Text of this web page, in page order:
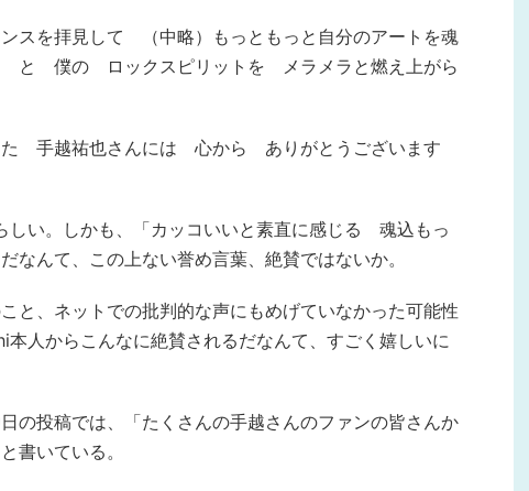
スを拝見して （中略）もっともっと自分のアートを魂
と 僕の ロックスピリットを メラメラと燃え上がら
た 手越祐也さんには 心から ありがとうございます
しい。しかも、「カッコいいと素直に感じる 魂込もっ
なんて、この上ない誉め言葉、絶賛ではないか。
と、ネットでの批判的な声にもめげていなかった可能性
人からこんなに絶賛されるだなんて、すごく嬉しいに
の投稿では、「たくさんの手越さんのファンの皆さんか
書いている。